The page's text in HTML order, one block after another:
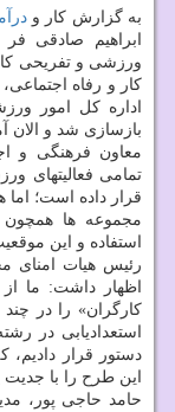
به گزارش کار و
ابراهیم صادقی
ورزشی و تفریحی
کار و رفاه
اداره کل امور
بازسازی شد و الان
معاون فرهنگی و
تمامی فعالیتهای
قرار داده است؛ اما
مجموعه ها
استفاده و این
رئیس هیات امنای
اظهار داشت: ما
کارگران» را در
استعدادیابی در
دستور قرار
این طرح را با جدیت
حامد حاجی پور،